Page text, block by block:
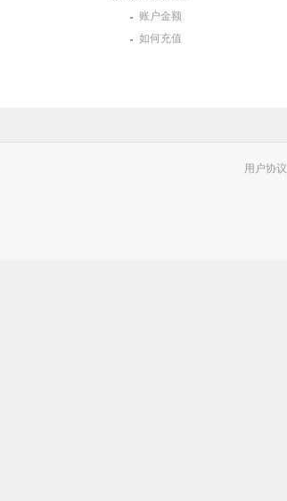
账户金额
如何充值
用户协议